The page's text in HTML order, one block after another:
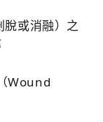
脫或消融）之
Wound